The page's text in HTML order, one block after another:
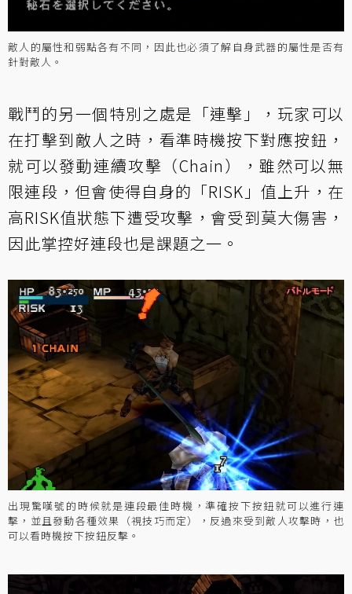
敵人的屬性和弱點各有不同，因此也必須了解自身武器的屬性是否有
針對敵人。
戰鬥的另一個特別之處是「連擊」，玩家可以
在打擊到敵人之時，看準時機按下對應按鈕，
就可以發動連續攻擊（Chain），雖然可以無
限連段，但會使得自身的「RISK」值上升，在
高RISK值狀態下遭受攻擊，會受到莫大傷害，
因此掌控好連段也是課題之一。
出現驚嘆號的時候就是連段最佳時機，準確按下按鈕就可以進行連
擊，並且發動各種效果（視技巧而定），反過來受到敵人攻擊時，也
可以看時機按下按鈕反擊。